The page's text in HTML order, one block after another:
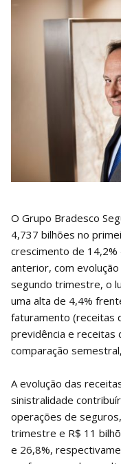
O Grupo Bradesco
4,737 bilhões no
crescimento de 14,2%
anterior, com
segundo trimestre, o
uma alta de 4,4%
faturamento (receitas
previdência e receitas
comparação
A evolução das
sinistralidade
operações de
trimestre e R$ 11
e 26,8%,